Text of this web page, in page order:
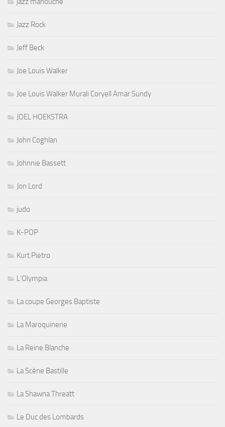
Jazz Rock
Jeff Beck
Joe Louis Walker
Joe Louis Walker Murali Coryell Amar Sundy
JOEL HOEKSTRA
John Coghlan
Johnnie Bassett
Jon Lord
judo
K-POP
Kurt Pietro
L'Olympia
La coupe Georges Baptiste
La Maroquinerie
La Reine Blanche
La Scène Bastille
La Shawna Threatt
Le Duc des Lombards